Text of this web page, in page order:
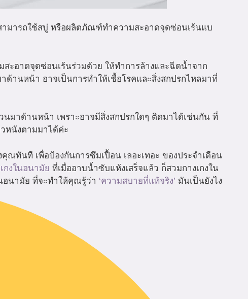
ามารถใช้สบู่ หรือผลิตภัณฑ์ทำความสะอาดจุดซ่อนเร้นแบ
ะอาดจุดซ่อนเร้นร่วมด้วย ให้ทำการล้างและฉีดน้ำจาก
านหน้า อาจเป็นการทำให้เชื้อโรคและสิ่งสกปรกไหลมาที่
นมาด้านหน้า เพราะอาจมีสิ่งสกปรกใดๆ ติดมาได้เช่นกัน ที่
หนังตามมาได้ค่ะ
ทันที เพื่อป้องกันการซึมเปื้อน เลอะเทอะ ของประจำเดือน
กงในอนามัย ที่เมื่ออาบน้ำซับแห้งเสร็จแล้ว ก็สวมกางเกงใน
อนามัย ที่จะทำให้คุณรู้ว่า ‘ความสบายที่แท้จริง’ มันเป็นยังไง